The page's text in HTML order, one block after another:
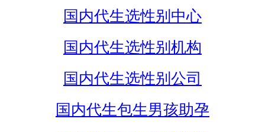
国内代生选性别中心
国内代生选性别机构
国内代生选性别公司
国内代生包生男孩助孕